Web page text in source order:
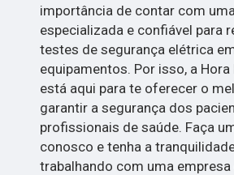
importância de contar com
especializada e confiável para
testes de segurança elétrica
equipamentos. Por isso, a
está aqui para te oferecer o
garantir a segurança dos
profissionais de saúde. Faça
conosco e tenha a
trabalhando com uma empresa